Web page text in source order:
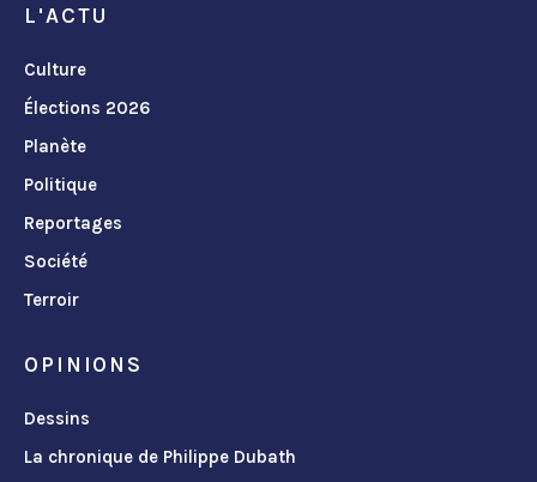
L'ACTU
Culture
Élections 2026
Planète
Politique
Reportages
Société
Terroir
OPINIONS
Dessins
La chronique de Philippe Dubath